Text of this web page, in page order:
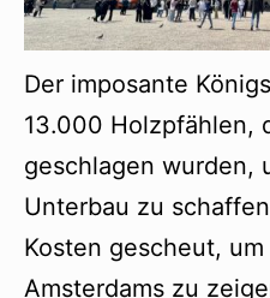
Der imposante
13.000 Holzpfählen,
geschlagen wurden,
Unterbau zu
Kosten gescheut,
Amsterdams zu